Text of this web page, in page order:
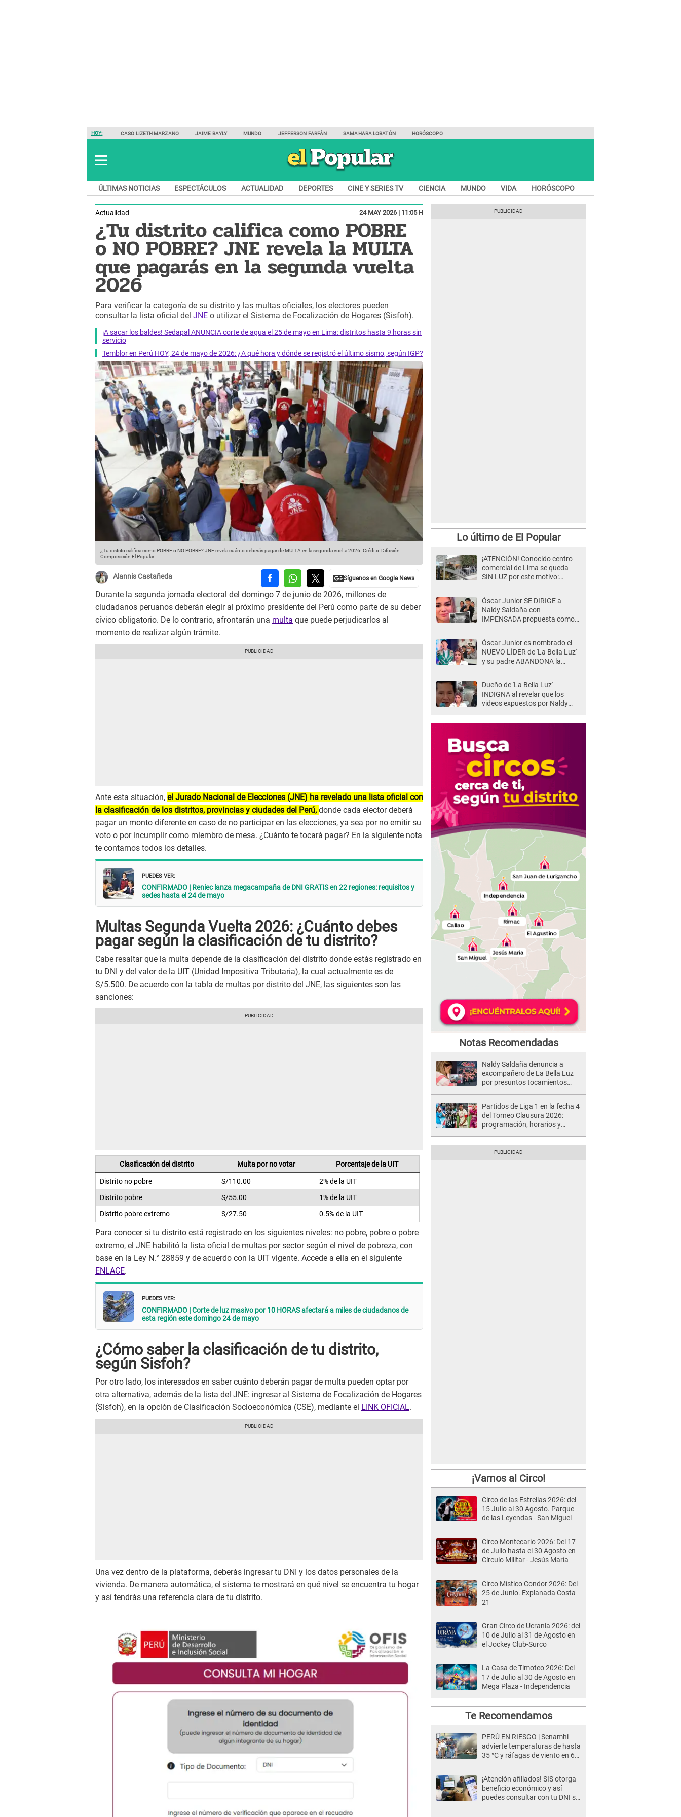
HOY: CASO LIZETH MARZANO JAIME BAYLY MUNDO JEFFERSON FARFÁN SAMAHARA LOBATÓN HORÓSCOPO
ÚLTIMAS NOTICIAS ESPECTÁCULOS ACTUALIDAD DEPORTES CINE Y SERIES TV CIENCIA MUNDO VIDA HORÓSCOPO
Actualidad 24 MAY 2026 | 11:05 H
¿Tu distrito califica como POBRE
o NO POBRE? JNE revela la MULTA
que pagarás en la segunda vuelta
2026
Para verificar la categoría de su distrito y las multas oficiales, los electores pueden
consultar la lista oficial del JNE o utilizar el Sistema de Focalización de Hogares (Sisfoh).
¡A sacar los baldes! Sedapal ANUNCIA corte de agua el 25 de mayo en Lima: distritos hasta 9 horas sin
servicio
Temblor en Perú HOY, 24 de mayo de 2026: ¿A qué hora y dónde se registró el último sismo, según IGP?
¿Tu distrito califica como POBRE o NO POBRE? JNE revela cuánto deberás pagar de MULTA en la segunda vuelta 2026. Crédito: Difusión -
Composición El Popular
Alannis Castañeda
Durante la segunda jornada electoral del domingo 7 de junio de 2026, millones de
ciudadanos peruanos deberán elegir al próximo presidente del Perú como parte de su deber
cívico obligatorio. De lo contrario, afrontarán una multa que puede perjudicarlos al
momento de realizar algún trámite.
Ante esta situación, el Jurado Nacional de Elecciones (JNE) ha revelado una lista oficial con
la clasificación de los distritos, provincias y ciudades del Perú, donde cada elector deberá
pagar un monto diferente en caso de no participar en las elecciones, ya sea por no emitir su
voto o por incumplir como miembro de mesa. ¿Cuánto te tocará pagar? En la siguiente nota
te contamos todos los detalles.
PUEDES VER:
CONFIRMADO | Reniec lanza megacampaña de DNI GRATIS en 22 regiones: requisitos y
sedes hasta el 24 de mayo
Multas Segunda Vuelta 2026: ¿Cuánto debes
pagar según la clasificación de tu distrito?
Cabe resaltar que la multa depende de la clasificación del distrito donde estás registrado en
tu DNI y del valor de la UIT (Unidad Impositiva Tributaria), la cual actualmente es de
S/5.500. De acuerdo con la tabla de multas por distrito del JNE, las siguientes son las
sanciones:
Clasificación del distrito Multa por no votar Porcentaje de la UIT
Distrito no pobre S/110.00
2% de la UIT
Distrito pobre
S/55.00
1% de la UIT
Distrito pobre extremo
S/27.50 0.5% de la UIT
Para conocer si tu distrito está registrado en los siguientes niveles: no pobre, pobre o pobre
extremo, el JNE habilitó la lista oficial de multas por sector según el nivel de pobreza, con
base en la Ley N.° 28859 y de acuerdo con la UIT vigente. Accede a ella en el siguiente
ENLACE.
PUEDES VER:
CONFIRMADO | Corte de luz masivo por 10 HORAS afectará a miles de ciudadanos de
esta región este domingo 24 de mayo
¿Cómo saber la clasificación de tu distrito,
según Sisfoh?
Por otro lado, los interesados en saber cuánto deberán pagar de multa pueden optar por
otra alternativa, además de la lista del JNE: ingresar al Sistema de Focalización de Hogares
(Sisfoh), en la opción de Clasificación Socioeconómica (CSE), mediante el LINK OFICIAL.
Una vez dentro de la plataforma, deberás ingresar tu DNI y los datos personales de la
vivienda. De manera automática, el sistema te mostrará en qué nivel se encuentra tu hogar
y así tendrás una referencia clara de tu distrito.
Lo último de El Popular
¡ATENCIÓN! Conocido centro
comercial de Lima se queda
SIN LUZ por este motivo:
Óscar Junior SE DIRIGE a
Naldy Saldaña con
IMPENSADA propuesta como
denuncia: "Otro tipo de ley..."
Óscar Junior es nombrado el
NUEVO LÍDER de 'La Bella Luz'
y su padre ABANDONA la
Dueño de 'La Bella Luz'
INDIGNA al revelar que los
videos expuestos por Naldy
Notas Recomendadas
Naldy Saldaña denuncia a
excompañero de La Bella Luz
por presuntos tocamientos
Partidos de Liga 1 en la fecha 4
del Torneo Clausura 2026:
programación, horarios y
¡Vamos al Circo!
Circo de las Estrellas 2026: del
15 Julio al 30 Agosto. Parque
de las Leyendas - San Miguel
Circo Montecarlo 2026: Del 17
de Julio hasta el 30 Agosto en
Círculo Militar - Jesús María
Circo Místico Condor 2026: Del
25 de Junio. Explanada Costa
21
Gran Circo de Ucrania 2026: del
10 de Julio al 31 de Agosto en
el Jockey Club-Surco
La Casa de Timoteo 2026: Del
17 de Julio al 30 de Agosto en
Mega Plaza - Independencia
Te Recomendamos
PERÚ EN RIESGO | Senamhi
advierte temperaturas de hasta
35 °C y ráfagas de viento en 6
¡Atención afiliados! SIS otorga
beneficio económico y así
puedes consultar con tu DNI si